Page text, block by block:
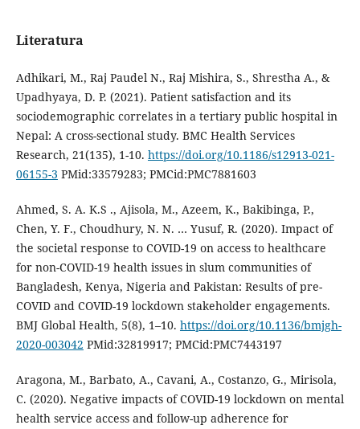
Literatura
Adhikari, M., Raj Paudel N., Raj Mishira, S., Shrestha A., &
Upadhyaya, D. P. (2021). Patient satisfaction and its
sociodemographic correlates in a tertiary public hospital in
Nepal: A cross-sectional study. BMC Health Services
Research, 21(135), 1-10. https://doi.org/10.1186/s12913-021-
06155-3 PMid:33579283; PMCid:PMC7881603
Ahmed, S. A. K.S ., Ajisola, M., Azeem, K., Bakibinga, P.,
Chen, Y. F., Choudhury, N. N. … Yusuf, R. (2020). Impact of
the societal response to COVID-19 on access to healthcare
for non-COVID-19 health issues in slum communities of
Bangladesh, Kenya, Nigeria and Pakistan: Results of pre-
COVID and COVID-19 lockdown stakeholder engagements.
BMJ Global Health, 5(8), 1–10. https://doi.org/10.1136/bmjgh-
2020-003042 PMid:32819917; PMCid:PMC7443197
Aragona, M., Barbato, A., Cavani, A., Costanzo, G., Mirisola,
C. (2020). Negative impacts of COVID-19 lockdown on mental
health service access and follow-up adherence for